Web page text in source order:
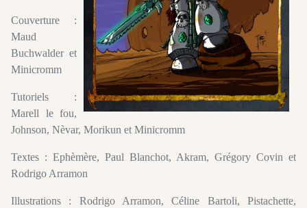
Couverture :
Maud
Buchwalder et
Minicromm
Tutoriels :
Marell le fou,
Johnson, Nèvar, Morikun et Minicromm
Textes : Ephèmère, Paul Blanchot, Akram, Grégory Covin et
Rodrigo Arramon
Illustrations : Rodrigo Arramon, Céline Bartoli, Pistachette,